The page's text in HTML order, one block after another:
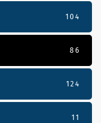
104
86
124
11